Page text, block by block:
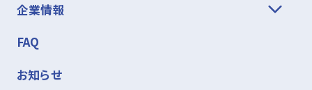
企業情報
FAQ
お知らせ